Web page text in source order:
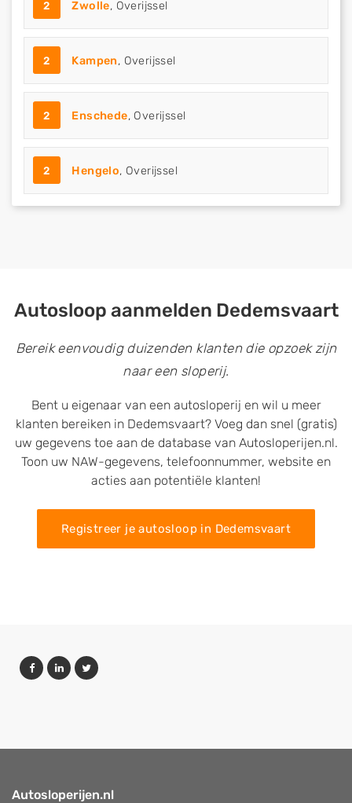
2 Zwolle, Overijssel
2 Kampen, Overijssel
2 Enschede, Overijssel
2 Hengelo, Overijssel
Autosloop aanmelden Dedemsvaart
Bereik eenvoudig duizenden klanten die opzoek zijn
naar een sloperij.
Bent u eigenaar van een autosloperij en wil u meer
klanten bereiken in Dedemsvaart? Voeg dan snel (gratis)
uw gegevens toe aan de database van Autosloperijen.nl.
Toon uw NAW-gegevens, telefoonnummer, website en
acties aan potentiële klanten!
Registreer je autosloop in Dedemsvaart
Autosloperijen.nl